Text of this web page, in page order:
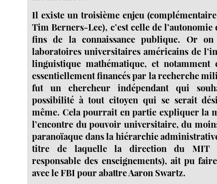
Il existe un troisième enjeu
Tim Berners-Lee), c’est celle de
fins de la connaissance publique. Or
laboratoires universitaires américains de
linguistique mathématique, et
essentiellement financés par la recherche
fut un chercheur indépendant qui
possibilité à tout citoyen qui se serait
même. Cela pourrait en partie expliquer la
l’encontre du pouvoir universitaire, du
paranoïaque dans la hiérarchie
titre de laquelle la direction du MIT
responsable des enseignements), ait pu
avec le FBI pour abattre Aaron Swartz.